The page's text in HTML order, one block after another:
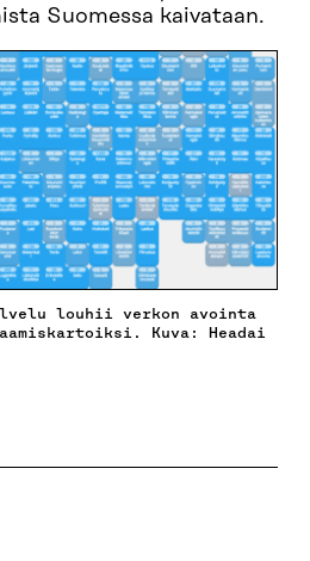
Suomessa kaivataan.
louhii verkon avointa
Kuva: Headai